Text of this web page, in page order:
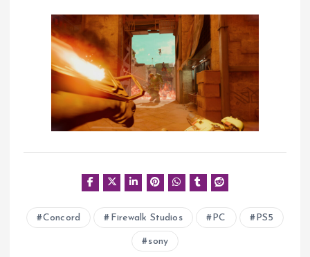
Concord Firewalk Studios PC PS5
sony